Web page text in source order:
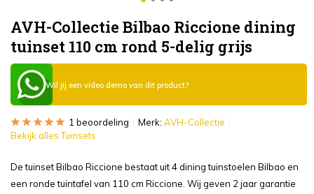
AVH-Collectie Bilbao Riccione dining
tuinset 110 cm rond 5-delig grijs
Wil jij een video demo van dit product?
1 beoordeling Merk: AVH-Collectie
Bekijk alles Tuinsets
De tuinset Bilbao Riccione bestaat uit 4 dining tuinstoelen Bilbao en
een ronde tuintafel van 110 cm Riccione. Wij geven 2 jaar garantie